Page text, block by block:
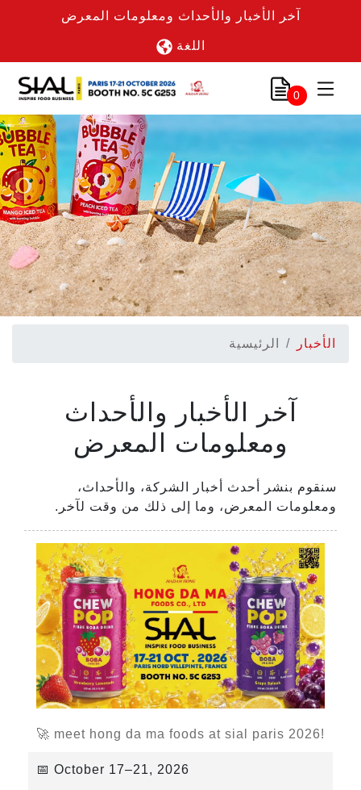
آخر الأخبار والأحداث ومعلومات المعرض
اللغة
0
الرئيسية الأخبار
آخر الأخبار والأحداث
ومعلومات المعرض
سنقوم بنشر أحدث أخبار الشركة، والأحداث،
ومعلومات المعرض، وما إلى ذلك من وقت لآخر.
🚀 meet hong da ma foods at sial paris 2026!
📅 October 17–21, 2026